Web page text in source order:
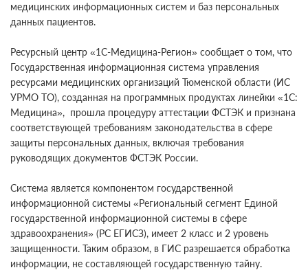
медицинских информационных систем и баз персональных
данных пациентов.
Ресурсный центр «1С-Медицина-Регион» сообщает о том, что
Государственная информационная система управления
ресурсами медицинских организаций Тюменской области (ИС
УРМО ТО), созданная на программных продуктах линейки «1С:
Медицина», прошла процедуру аттестации ФСТЭК и признана
соответствующей требованиям законодательства в сфере
защиты персональных данных, включая требования
руководящих документов ФСТЭК России.
Система является компонентом государственной
информационной системы «Региональный сегмент Единой
государственной информационной системы в сфере
здравоохранения» (РС ЕГИСЗ), имеет 2 класс и 2 уровень
защищенности. Таким образом, в ГИС разрешается обработка
информации, не составляющей государственную тайну.